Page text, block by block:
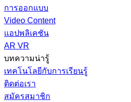
การออกแบบ
Video Content
แอปพลิเคชัน
AR VR
บทความน่ารู้
เทคโนโลยีกับการเรียนรู้
ติดต่อเรา
สมัครสมาชิก